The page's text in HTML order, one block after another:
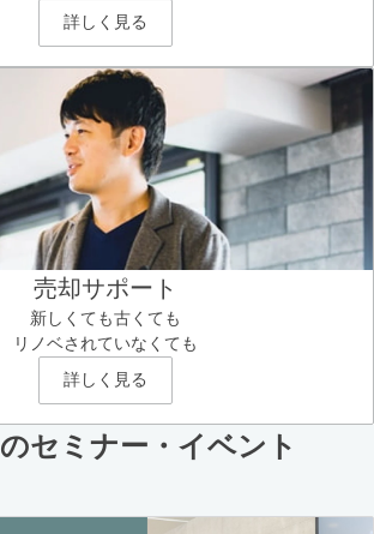
詳しく見る
売却サポート
新しくても古くても
リノベされていなくても
詳しく見る
セミナー・イベント